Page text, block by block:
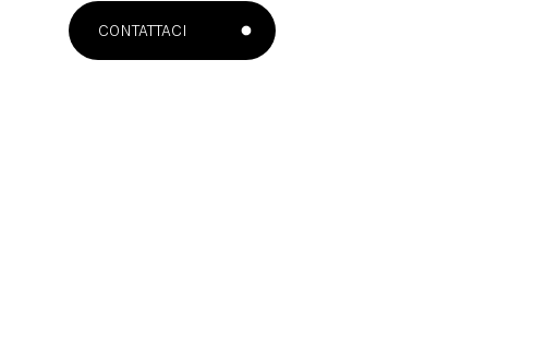
CONTATTACI